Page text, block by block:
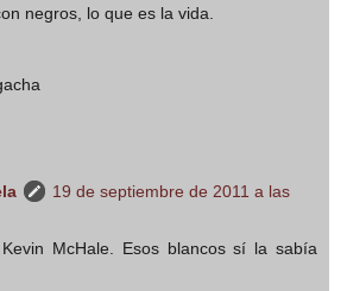
negros, lo que es la vida.
19 de septiembre de 2011 a las
McHale. Esos blancos sí la sabía